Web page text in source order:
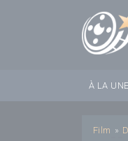
À LA UNE
Film »
Panneau de gestion des